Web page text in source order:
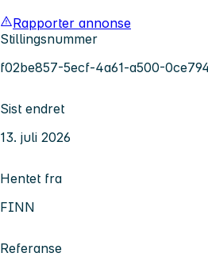
Rapporter annonse
Stillingsnummer
f02be857-5ecf-4a61-a500-
Sist endret
13. juli 2026
Hentet fra
FINN
Referanse